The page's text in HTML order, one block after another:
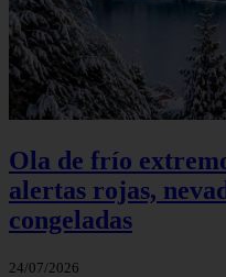
Ola de frío
alertas rojas,
congeladas
24/07/2026